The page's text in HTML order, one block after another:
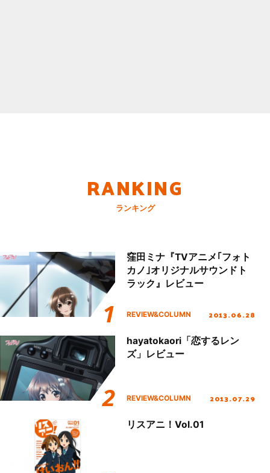
RANKING
ランキング
窪田ミナ『TVアニメ｢フォト
カノ｣オリジナルサウンドト
ラック』レビュー
REVIEW&COLUMN 2013.06.28
hayatokaori「恋するレン
ズ」レビュー
REVIEW&COLUMN 2013.07.29
リスアニ！Vol.01